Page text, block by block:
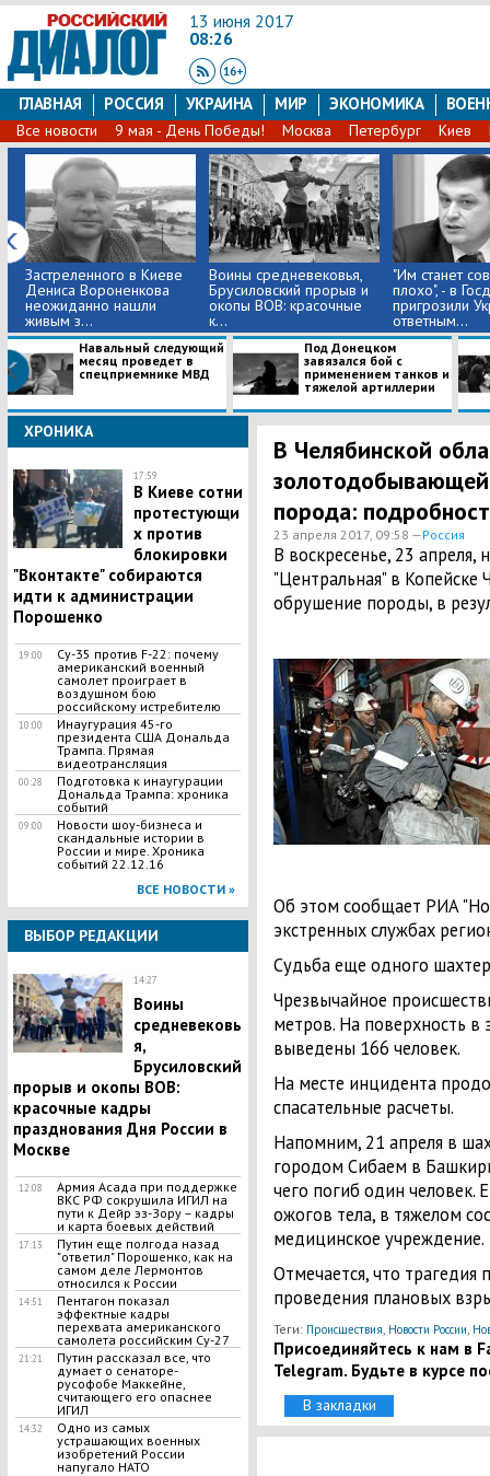
13 июня 2017
08:26
ГЛАВНАЯ РОССИЯ УКРАИНА МИР ЭКОНОМИКА
Все новости 9 мая - День Победы! Москва Петербург Киев
Застреленного в Киеве
Дениса Вороненкова
неожиданно нашли
живым з...
Воины средневековья,
Брусиловский прорыв и
окопы ВОВ: красочные
к...
"Им станет
плохо", - в
пригрозили
ответным...
Навальный следующий
месяц проведет в
спецприемнике МВД
Под Донецком
завязался бой с
применением танков и
тяжелой артиллерии
ХРОНИКА
17:59
В Киеве сотни
протестующи
х против
блокировки
"Вконтакте" собираются
идти к администрации
Порошенко
19:00
Су-35 против F-22: почему
американский военный
самолет проиграет в
воздушном бою
российскому истребителю
10:00
Инаугурация 45-го
президента США Дональда
Трампа. Прямая
видеотрансляция
00:28
Подготовка к инаугурации
Дональда Трампа: хроника
событий
09:00
Новости шоу-бизнеса и
скандальные истории в
России и мире. Хроника
событий 22.12.16
ВСЕ НОВОСТИ »
ВЫБОР РЕДАКЦИИ
14:27
Воины
средневековь
я,
Брусиловский
прорыв и окопы ВОВ:
красочные кадры
празднования Дня России в
Москве
12:08
Армия Асада при поддержке
ВКС РФ сокрушила ИГИЛ на
пути к Дейр эз-Зору – кадры
и карта боевых действий
17:13
Путин еще полгода назад
"ответил" Порошенко, как на
самом деле Лермонтов
относился к России
14:51
Пентагон показал
эффектные кадры
перехвата американского
самолета российским Су-27
21:21
Путин рассказал все, что
думает о сенаторе-
русофобе Маккейне,
считающего его опаснее
ИГИЛ
14:32
Одно из самых
устрашающих военных
изобретений России
напугало НАТО
В Челябинской
порода:
23 апреля 2017, 09:58 —Россия
В воскресенье, 23
"Центральная" в Копейске
обрушение породы, в
Об этом сообщает РИА
экстренных службах
Судьба еще одного
Чрезвычайное
метров. На поверхность
выведены 166 человек.
На месте инцидента
спасательные расчеты.
Напомним, 21 апреля в
городом Сибаем в
чего погиб один человек.
ожогов тела, в тяжелом
медицинское учреждение.
Отмечается, что
проведения плановых
Теги: Происшествия, Новости России,
Присоединяйтесь к нам в
Telegram. Будьте в курсе
В закладки